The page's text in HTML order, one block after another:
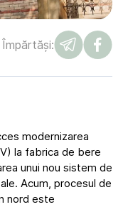
Împărtăși:
modernizarea
la fabrica de bere
unui nou sistem de
Acum, procesul de
nord este